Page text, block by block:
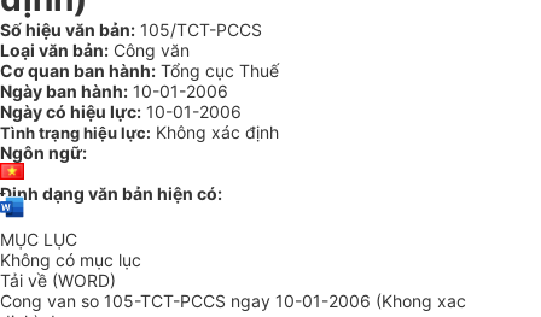
Số hiệu văn bản: 105/TCT-PCCS
Loại văn bản: Công văn
Cơ quan ban hành: Tổng cục Thuế
Ngày ban hành: 10-01-2006
Ngày có hiệu lực: 10-01-2006
Tình trạng hiệu lực: Không xác định
Ngôn ngữ:
Định dạng văn bản hiện có:
MỤC LỤC
Không có mục lục
Tải về (WORD)
Cong van so 105-TCT-PCCS ngay 10-01-2006 (Khong xac